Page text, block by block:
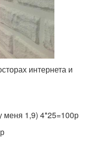
интернета и
меня 1,9) 4*25=100р